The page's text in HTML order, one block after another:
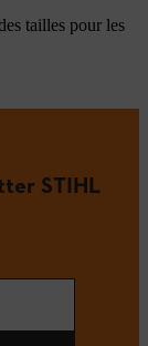
tailles pour les
STIHL